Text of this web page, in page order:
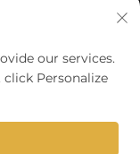
Co., Ltd. Alla
our services.
Personalize